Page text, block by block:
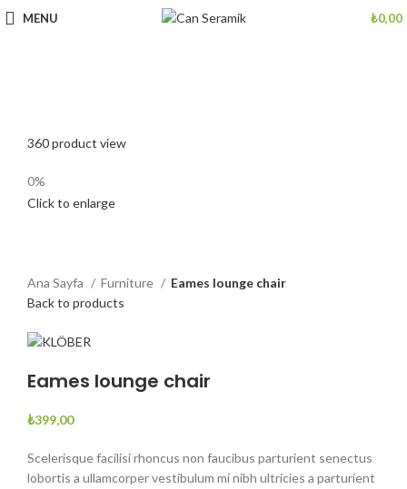
MENU ₺0,00
360 product view
0%
Click to enlarge
Ana Sayfa Furniture
Eames lounge chair
Back to products
Eames lounge chair
₺399,00
Scelerisque facilisi rhoncus non faucibus parturient senectus
lobortis a ullamcorper vestibulum mi nibh ultricies a parturient